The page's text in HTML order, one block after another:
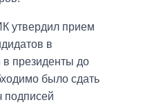
утвердил прием
в
президенты до
было сдать
подписей